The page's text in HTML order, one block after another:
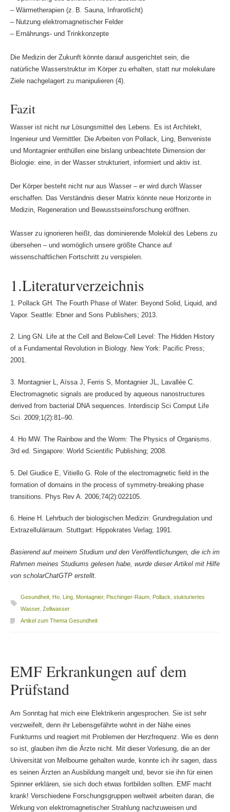
– Wärmetherapien (z. B. Sauna, Infrarotlicht)
– Nutzung elektromagnetischer Felder
– Ernährungs- und Trinkkonzepte
Die Medizin der Zukunft könnte darauf ausgerichtet sein, die
natürliche Wasserstruktur im Körper zu erhalten, statt nur molekulare
Ziele nachgelagert zu manipulieren (4).
Fazit
Wasser ist nicht nur Lösungsmittel des Lebens. Es ist Architekt,
Ingenieur und Vermittler. Die Arbeiten von Pollack, Ling, Benveniste
und Montagnier enthüllen eine bislang unbeachtete Dimension der
Biologie: eine, in der Wasser strukturiert, informiert und aktiv ist.
Der Körper besteht nicht nur aus Wasser – er wird durch Wasser
erschaffen. Das Verständnis dieser Matrix könnte neue Horizonte in
Medizin, Regeneration und Bewusstseinsforschung eröffnen.
Wasser zu ignorieren heißt, das dominierende Molekül des Lebens zu
übersehen – und womöglich unsere größte Chance auf
wissenschaftlichen Fortschritt zu verspielen.
1.Literaturverzeichnis
1. Pollack GH. The Fourth Phase of Water: Beyond Solid, Liquid, and
Vapor. Seattle: Ebner and Sons Publishers; 2013.
2. Ling GN. Life at the Cell and Below-Cell Level: The Hidden History
of a Fundamental Revolution in Biology. New York: Pacific Press;
2001.
3. Montagnier L, Aïssa J, Ferris S, Montagnier JL, Lavallée C.
Electromagnetic signals are produced by aqueous nanostructures
derived from bacterial DNA sequences. Interdiscip Sci Comput Life
Sci. 2009;1(2):81–90.
4. Ho MW. The Rainbow and the Worm: The Physics of Organisms.
3rd ed. Singapore: World Scientific Publishing; 2008.
5. Del Giudice E, Vitiello G. Role of the electromagnetic field in the
formation of domains in the process of symmetry-breaking phase
transitions. Phys Rev A. 2006;74(2):022105.
6. Heine H. Lehrbuch der biologischen Medizin: Grundregulation und
Extrazellulärraum. Stuttgart: Hippokrates Verlag; 1991.
Basierend auf meinem Studium und den Veröffentlichungen, die ich im
Rahmen meines Studiums gelesen habe, wurde dieser Artikel mit Hilfe
von scholarChatGTP erstellt.
Gesundheit, Ho, Ling, Montagnier, Pischinger-Raum, Pollack stukturiertes
Wasser, Zellwasser
Artikel zum Thema Gesundheit
EMF Erkrankungen auf dem
Prüfstand
Am Sonntag hat mich eine Elektrikerin angesprochen. Sie ist sehr
verzweifelt, denn ihr Lebensgefährte wohnt in der Nähe eines
Funkturms und reagiert mit Problemen der Herzfrequenz. Wie es denn
so ist, glauben ihm die Ärzte nicht. Mit dieser Vorlesung, die an der
Universität von Melbourne gehalten wurde, konnte ich ihr sagen, dass
es seinen Ärzten an Ausbildung mangelt und, bevor sie ihn für einen
Spinner erklären, sie sich doch etwas fortbilden sollten. EMF macht
krank! Verschiedene Forschungsgruppen weltweit arbeiten daran, die
Wirkung von elektromagnetischer Strahlung nachzuweisen und